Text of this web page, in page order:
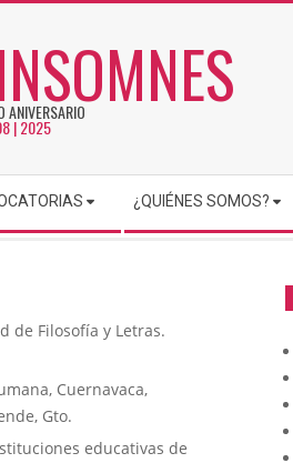
ANIVERSARIO
| 2025
¿QUIÉNES SOMOS?
de Filosofía y Letras.
Cuernavaca,
Gto.
educativas de